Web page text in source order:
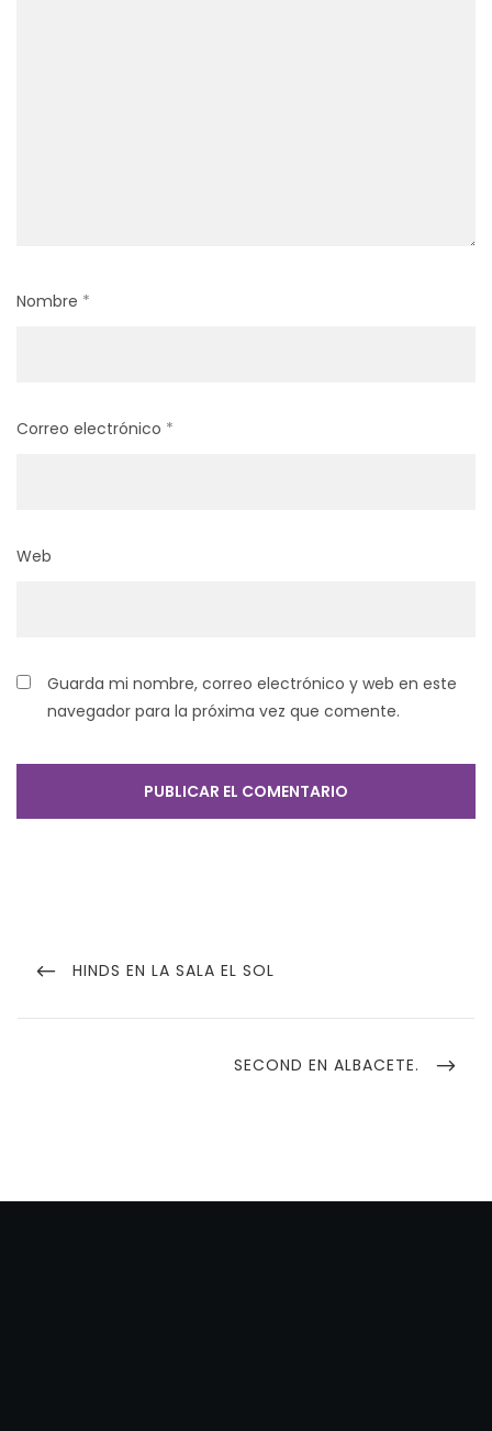
Nombre *
Correo electrónico *
Web
Guarda mi nombre, correo electrónico y web en este
navegador para la próxima vez que comente.
de
PREVIOUS
HINDS EN LA SALA EL SOL
NEXT
SECOND EN ALBACETE.